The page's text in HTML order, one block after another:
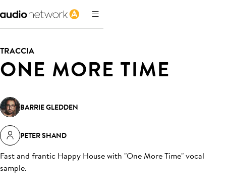
TRACCIA
ONE MORE TIME
BARRIE GLEDDEN
PETER SHAND
Fast and frantic Happy House with "One More Time" vocal
sample.